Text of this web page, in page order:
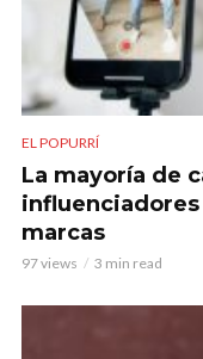
EL POPURRÍ
La mayoría de
marcas
97 views 3 min read